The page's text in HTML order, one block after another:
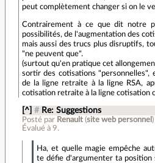
peut complètement changer si on le
Contrairement à ce que dit notre
possibilités, de l'augmentation des
mais aussi des trucs plus disruptifs,
"ne peuvent que".
(surtout qu'en pratique cet
sortir des cotisations "personnelles",
de la ligne retraite à la ligne RSA,
cotisation retraite à la ligne cotisation
[^] # Re: Suggestions
Posté par Renault (site web personnel )
Évalué à9.
Ha, et quelle magie empêche
te défie d'argumenter ta position